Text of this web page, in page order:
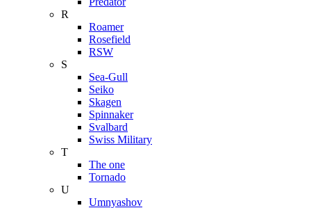
R
Roamer
Rosefield
RSW
S
Sea-Gull
Seiko
Skagen
Spinnaker
Svalbard
Swiss Military
T
The one
Tornado
U
Umnyashov